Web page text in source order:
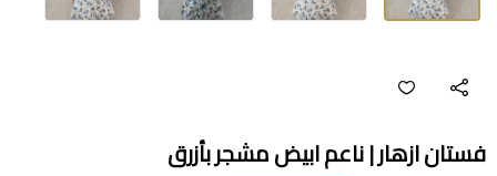
فستان ازهار | ناعم ابيض مشجر بأزرق